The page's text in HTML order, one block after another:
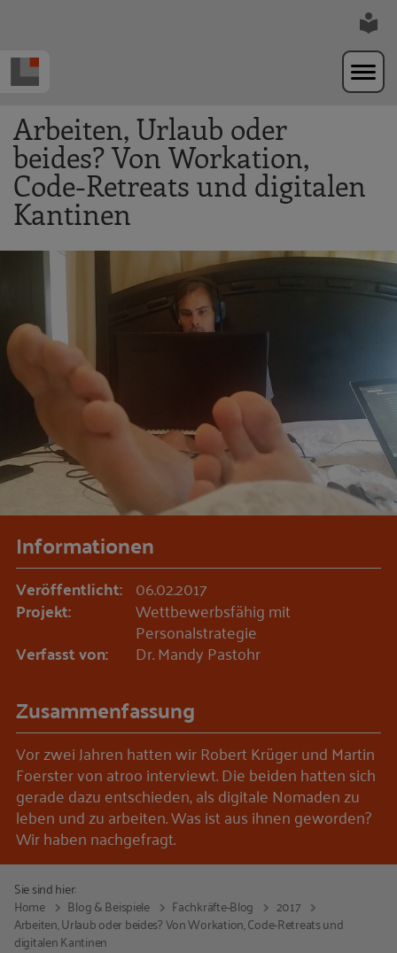
Arbeiten, Urlaub oder
beides? Von Workation,
Code-Retreats und digitalen
Kantinen
Informationen
Veröffentlicht: 06.02.2017
Projekt: Wettbewerbsfähig mit
Personalstrategie
Verfasst von: Dr. Mandy Pastohr
Zusammenfassung
Vor zwei Jahren hatten wir Robert Krüger und Martin
Foerster von atroo interviewt. Die beiden hatten sich
gerade dazu entschieden, als digitale Nomaden zu
leben und zu arbeiten. Was ist aus ihnen geworden?
Wir haben nachgefragt.
Sie sind hier:
Home
Blog & Beispiele Fachkräfte-Blog
2017
Arbeiten, Urlaub oder beides? Von Workation, Code-Retreats und
digitalen Kantinen